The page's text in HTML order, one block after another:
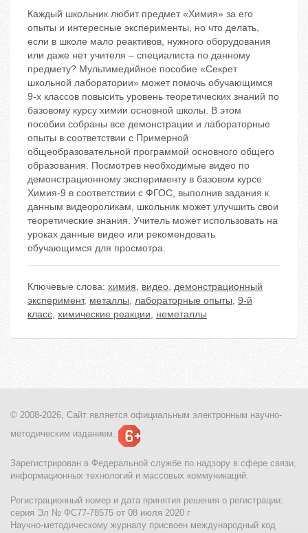
Каждый школьник любит предмет «Химия» за его
опыты и интересные эксперименты, но что делать,
если в школе мало реактивов, нужного оборудования
или даже нет учителя – специалиста по данному
предмету? Мультимедийное пособие «Секрет
школьной лаборатории» может помочь обучающимся
9-х классов повысить уровень теоретических знаний по
базовому курсу химии основной школы. В этом
пособии собраны все демонстрации и лабораторные
опыты в соответствии с Примерной
общеобразовательной программой основного общего
образования. Посмотрев необходимые видео по
демонстрационному эксперименту в базовом курсе
Химия-9 в соответствии с ФГОС, выполнив задания к
данным видеороликам, школьник может улучшить свои
теоретические знания. Учитель может использовать на
уроках данные видео или рекомендовать
обучающимся для просмотра.
Ключевые слова: химия, видео, демонстрационный
эксперимент, металлы, лабораторные опыты, 9-й
класс, химические реакции, неметаллы
© 2008-2026, Сайт является официальным электронным научно-
методическим изданием.
Зарегистрирован в Федеральной службе по надзору в сфере связи,
информационных технологий и массовых коммуникаций.
Регистрационный номер и дата принятия решения о регистрации:
серия Эл № ФС77-78575 от 08 июля 2020 г
Научно-методическому журналу присвоен международный код